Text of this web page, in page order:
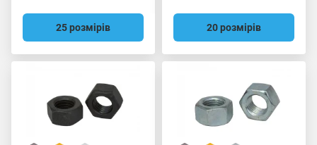
25 розмірів 20 розмірів